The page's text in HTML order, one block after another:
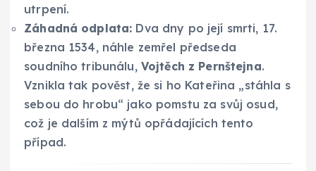
utrpení.
Záhadná odplata: Dva dny po její smrti, 17.
března 1534, náhle zemřel předseda
soudního tribunálu, Vojtěch z Pernštejna.
Vznikla tak pověst, že si ho Kateřina „stáhla s
sebou do hrobu“ jako pomstu za svůj osud,
což je dalším z mýtů opřádajících tento
případ.